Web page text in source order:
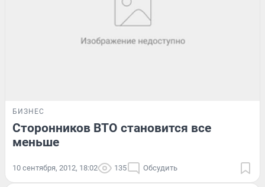
БИЗНЕС
Сторонников ВТО становится все
меньше
10 сентября, 2012, 18:02 135 Обсудить